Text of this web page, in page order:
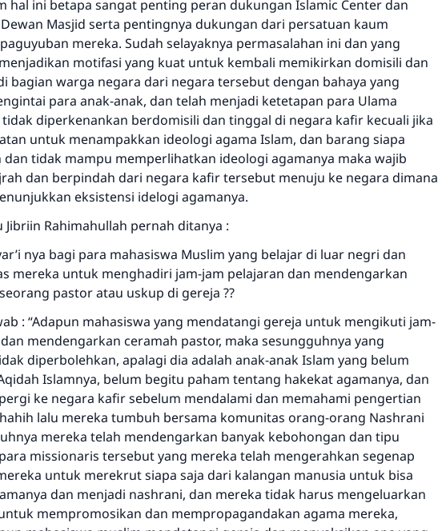
hal ini betapa sangat penting peran dukungan Islamic Center dan
Masjid serta pentingnya dukungan dari persatuan kaum
mereka. Sudah selayaknya permasalahan ini dan yang
motifasi yang kuat untuk kembali memikirkan domisili dan
bagian warga negara dari negara tersebut dengan bahaya yang
para anak-anak, dan telah menjadi ketetapan para Ulama
tidak diperkenankan berdomisili dan tinggal di negara kafir kecuali jika
untuk menampakkan ideologi agama Islam, dan barang siapa
dan tidak mampu memperlihatkan ideologi agamanya maka wajib
dan berpindah dari negara kafir tersebut menuju ke negara dimana
eksistensi idelogi agamanya.
Jibriin Rahimahullah pernah ditanya :
nya bagi para mahasiswa Muslim yang belajar di luar negri dan
mereka untuk menghadiri jam-jam pelajaran dan mendengarkan
pastor atau uskup di gereja ??
: “Adapun mahasiswa yang mendatangi gereja untuk mengikuti jam-
mendengarkan ceramah pastor, maka sesungguhnya yang
diperbolehkan, apalagi dia adalah anak-anak Islam yang belum
Islamnya, belum begitu paham tentang hakekat agamanya, dan
ke negara kafir sebelum mendalami dan memahami pengertian
lalu mereka tumbuh bersama komunitas orang-orang Nashrani
mereka telah mendengarkan banyak kebohongan dan tipu
missionaris tersebut yang mereka telah mengerahkan segenap
untuk merekrut siapa saja dari kalangan manusia untuk bisa
dan menjadi nashrani, dan mereka tidak harus mengeluarkan
mempromosikan dan mempropagandakan agama mereka,